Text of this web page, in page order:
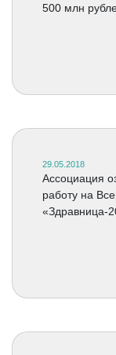
500 млн
29.05.2018
Ассоциация
работу на
«Здравница-